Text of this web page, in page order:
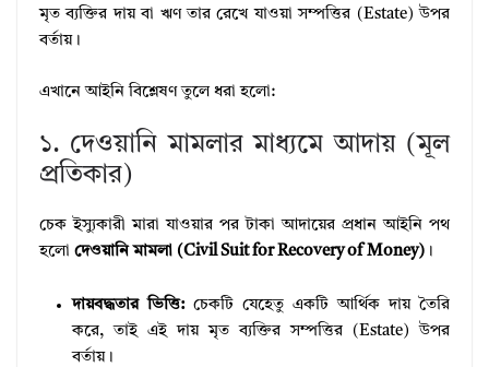
মৃত ব্যক্তির দায় বা ঋণ তার রেখে যাওয়া সম্পত্তির (Estate) উপর
বর্তায়।
এখানে আইনি বিশ্লেষণ তুলে ধরা হলো:
১. দেওয়ানি মামলার মাধ্যমে আদায় (মূল
প্রতিকার)
চেক ইস্যুকারী মারা যাওয়ার পর টাকা আদায়ের প্রধান আইনি পথ
হলো দেওয়ানি মামলা (Civil Suit for Recovery of Money) ।
দায়বদ্ধতার ভিত্তি:চেকটি যেহেতু একটি আর্থিক দায় তৈরি
করে, তাই এই দায় মৃত ব্যক্তির সম্পত্তির (Estate) উপর
বর্তায়।